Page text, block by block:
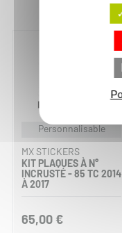
Personnalisable
MX STICKERS
KIT PLAQUES À N°
INCRUSTÉ - 85 TC 2014
À 2017
65,00 €